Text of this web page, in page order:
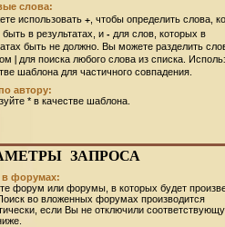
слова:
использовать + , чтобы определить слова,
в результатах, и - для слов, которых в
быть не должно. Вы можете разделить
| для поиска любого слова из списка.
шаблона для частичного совпадения.
автору:
* в качестве шаблона.
ЗАПРОСА
в форумах:
форум или форумы, в которых будет
во вложенных форумах производится
если Вы не отключили